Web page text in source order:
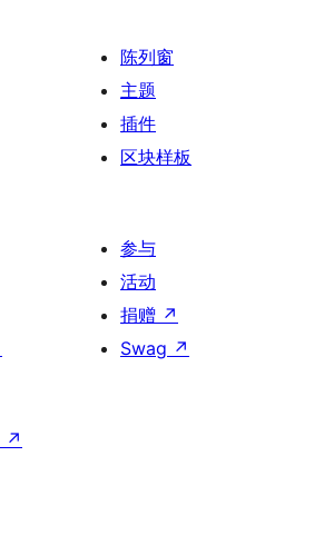
陈列窗
主题
插件
区块样板
参与
活动
捐赠 ↗
Swag ↗
↗